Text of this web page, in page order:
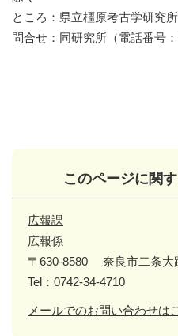
ところ：県立橿原考古学研究
問合せ：同研究所（電話番号：
このページに関
広報課
広報係
〒630-8580
奈良市二条大
Tel：0742-34-4710
メールでのお問い合わせは